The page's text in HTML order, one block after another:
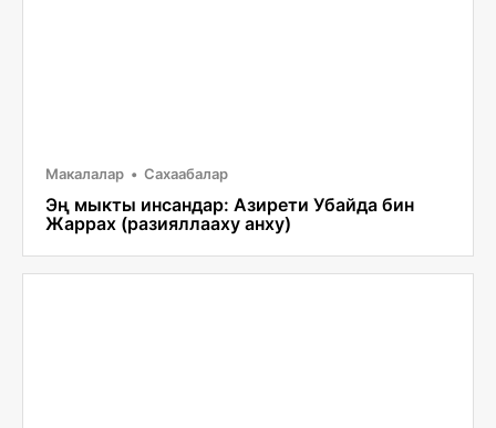
Макалалар Сахаабалар
Эң мыкты инсандар: Азирети Убайда бин
Жаррах (разияллааху анху)